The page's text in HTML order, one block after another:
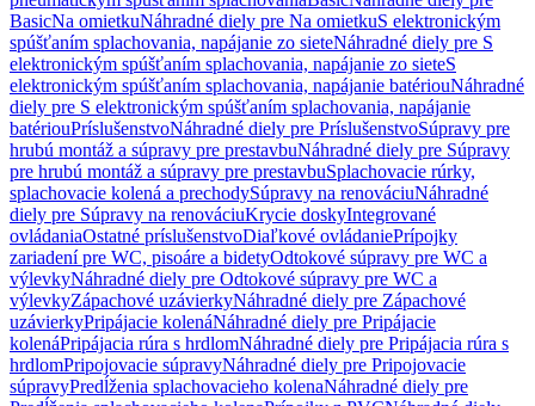
BasicNa omietkuNáhradné diely pre Na omietkuS elektronickým
spúšťaním splachovania, napájanie zo sieteNáhradné diely pre S
elektronickým spúšťaním splachovania, napájanie zo sieteS
elektronickým spúšťaním splachovania, napájanie batériouNáhradné
diely pre S elektronickým spúšťaním splachovania, napájanie
batériouPríslušenstvoNáhradné diely pre PríslušenstvoSúpravy pre
hrubú montáž a súpravy pre prestavbuNáhradné diely pre Súpravy
pre hrubú montáž a súpravy pre prestavbuSplachovacie rúrky,
splachovacie kolená a prechodySúpravy na renováciuNáhradné
diely pre Súpravy na renováciuKrycie doskyIntegrované
ovládaniaOstatné príslušenstvoDiaľkové ovládaniePrípojky
zariadení pre WC, pisoáre a bidetyOdtokové súpravy pre WC a
výlevkyNáhradné diely pre Odtokové súpravy pre WC a
výlevkyZápachové uzávierkyNáhradné diely pre Zápachové
uzávierkyPripájacie kolenáNáhradné diely pre Pripájacie
kolenáPripájacia rúra s hrdlomNáhradné diely pre Pripájacia rúra s
hrdlomPripojovacie súpravyNáhradné diely pre Pripojovacie
súpravyPredĺženia splachovacieho kolenaNáhradné diely pre